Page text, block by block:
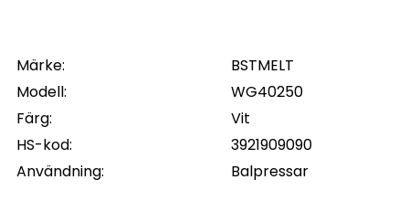
Märke:
BSTMELT
Modell:
WG40250
Färg:
Vit
HS-kod:
3921909090
Användning:
Balpressar